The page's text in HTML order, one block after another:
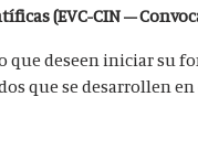
(EVC-CIN –
que deseen iniciar su
que se desarrollen